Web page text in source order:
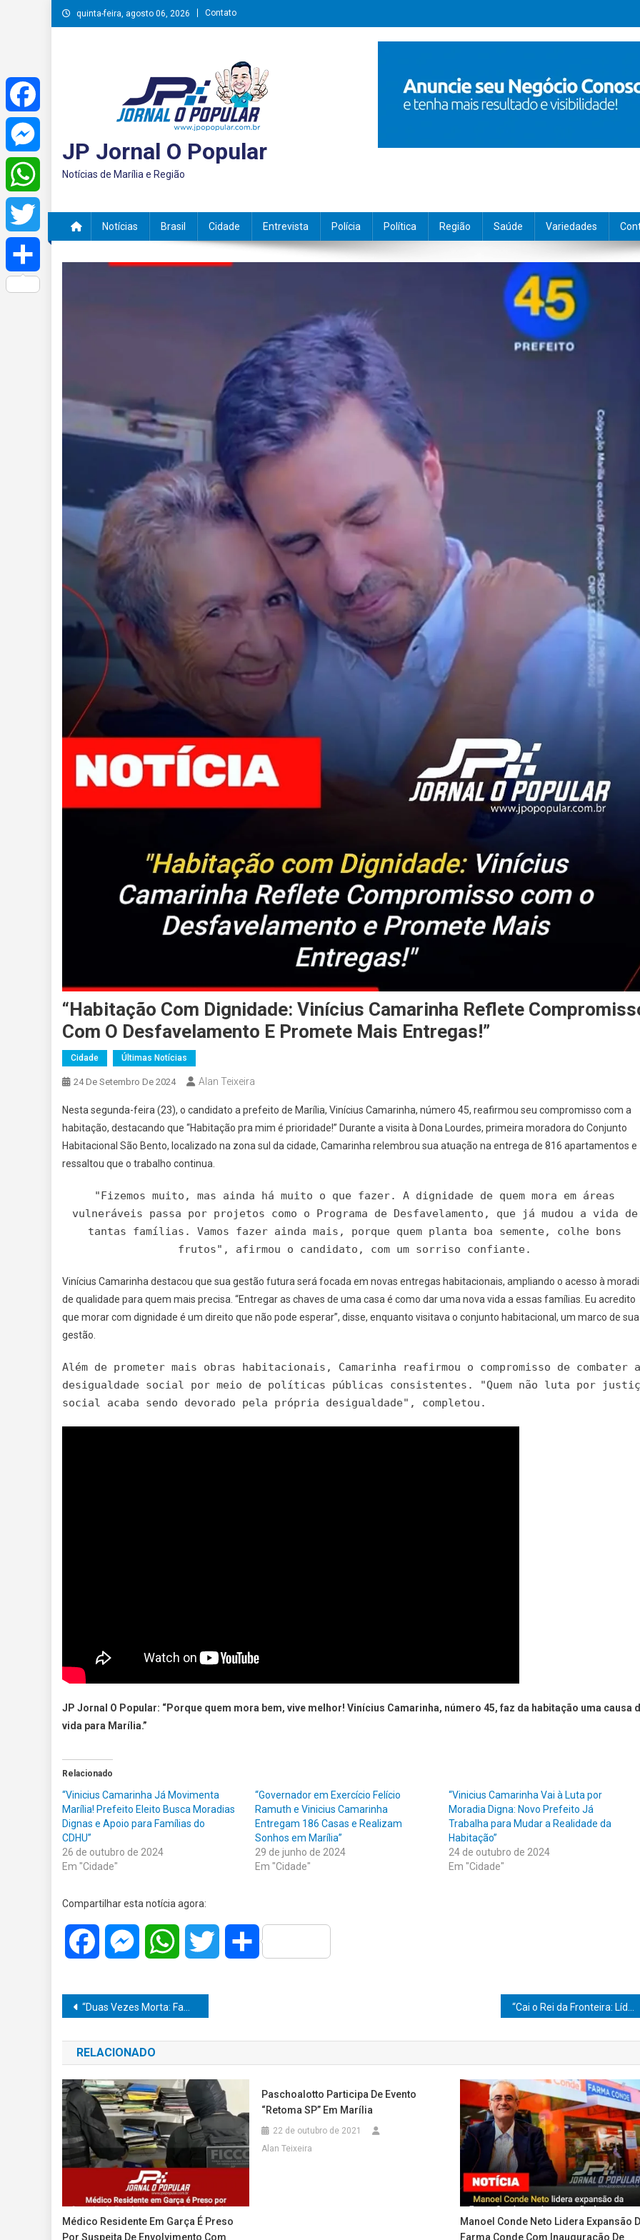
Skip
to
quinta-feira, agosto 06, 2026 Contato
JP Jornal O Popular
Notícias de Marília e Região
Notícias Brasil Cidade Entrevista Polícia Política Região Saúde Variedades
“Habitação Com Dignidade: Vinícius Camarinha Reflete
Com O Desfavelamento E Promete Mais Entregas!”
Cidade Últimas Notícias
24 De Setembro De 2024 Alan Teixeira
Nesta segunda-feira (23), o candidato a prefeito de Marília, Vinícius Camarinha, número 45, reafirmou seu compromisso com a
habitação, destacando que “Habitação pra mim é prioridade!” Durante a visita à Dona Lourdes, primeira moradora do Conjunto
Habitacional São Bento, localizado na zona sul da cidade, Camarinha relembrou sua atuação na entrega de 816 apartamentos e
ressaltou que o trabalho continua.
"Fizemos muito, mas ainda há muito o que fazer. A dignidade de quem mora em áreas
vulneráveis passa por projetos como o Programa de Desfavelamento, que já mudou a vida de
tantas famílias. Vamos fazer ainda mais, porque quem planta boa semente, colhe bons
frutos", afirmou o candidato, com um sorriso confiante.
Vinícius Camarinha destacou que sua gestão futura será focada em novas entregas habitacionais, ampliando o acesso à
de qualidade para quem mais precisa. “Entregar as chaves de uma casa é como dar uma nova vida a essas famílias. Eu acredito
que morar com dignidade é um direito que não pode esperar”, disse, enquanto visitava o conjunto habitacional, um marco de sua
gestão.
Além de prometer mais obras habitacionais, Camarinha reafirmou o compromisso de combater a
desigualdade social por meio de políticas públicas consistentes. "Quem não luta por
social acaba sendo devorado pela própria desigualdade", completou.
JP Jornal O Popular: “Porque quem mora bem, vive melhor! Vinícius Camarinha, número 45, faz da habitação uma causa
vida para Marília.”
Relacionado
“Vinicius Camarinha Já Movimenta
Marília! Prefeito Eleito Busca Moradias
Dignas e Apoio para Famílias do
CDHU”
26 de outubro de 2024
Em "Cidade"
“Governador em Exercício Felício
Ramuth e Vinicius Camarinha
Entregam 186 Casas e Realizam
Sonhos em Marília”
29 de junho de 2024
Em "Cidade"
“Vinicius Camarinha Vai à Luta por
Moradia Digna: Novo Prefeito Já
Trabalha para Mudar a Realidade da
Habitação”
24 de outubro de 2024
Em "Cidade"
Compartilhar esta notícia agora:
Facebook MessengerWhatsAppTwitter Share
Navegação
de
Post
“Duas Vezes Morta: Família Denuncia Hospital por Negligência Após Notificação de Óbito Errônea em Marília” “Cai o Rei da Fronteira: Líder do PCC é Preso em Cascavel com Documentos Falsos”
RELACIONADO
Médico Residente Em Garça É Preso
Por Suspeita De Envolvimento Com
Paschoalotto Participa De Evento
“Retoma SP” Em Marília
22 de outubro de 2021
Alan Teixeira
Manoel Conde Neto Lidera Expansão
Farma Conde Com Inauguração De
Facebook
Messenger
WhatsApp
Twitter
Share